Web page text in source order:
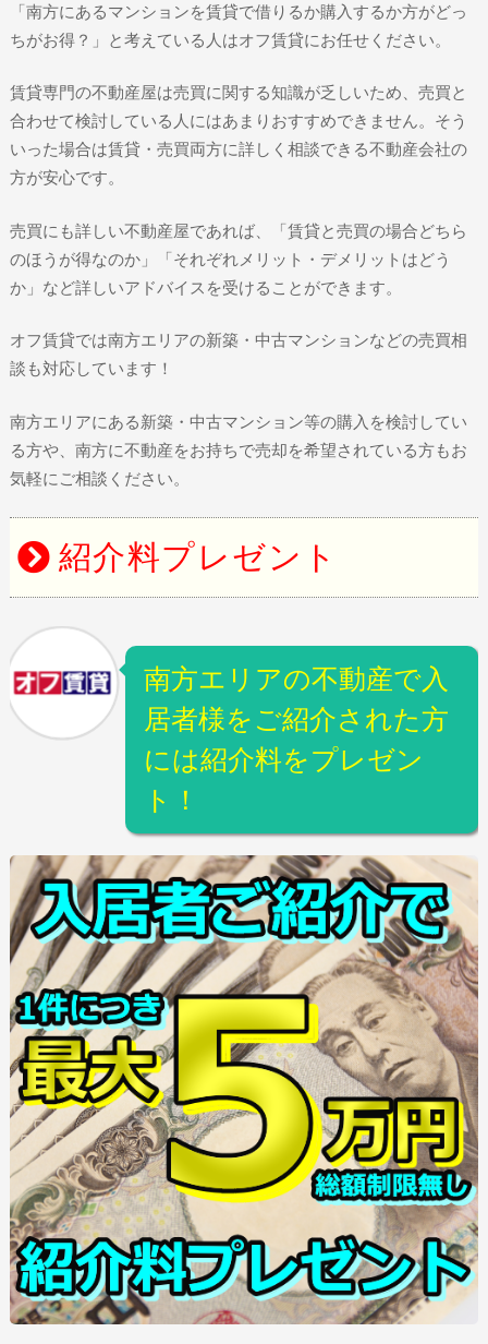
「南方にあるマンションを賃貸で借りるか購入するか方がどっ
ちがお得？」と考えている人はオフ賃貸にお任せください。
賃貸専門の不動産屋は売買に関する知識が乏しいため、売買と
合わせて検討している人にはあまりおすすめできません。そう
いった場合は賃貸・売買両方に詳しく相談できる不動産会社の
方が安心です。
売買にも詳しい不動産屋であれば、「賃貸と売買の場合どちら
のほうが得なのか」「それぞれメリット・デメリットはどう
か」など詳しいアドバイスを受けることができます。
オフ賃貸では南方エリアの新築・中古マンションなどの売買相
談も対応しています！
南方エリアにある新築・中古マンション等の購入を検討してい
る方や、南方に不動産をお持ちで売却を希望されている方もお
気軽にご相談ください。
紹介料プレゼント
南方エリアの不動産で入
居者様をご紹介された方
には紹介料をプレゼン
ト！